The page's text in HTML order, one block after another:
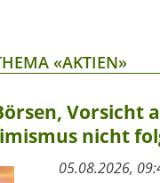
«AKTIEN»
nicht
05.08.2026,